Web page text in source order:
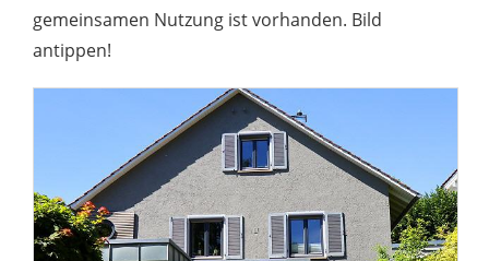
gemeinsamen Nutzung ist vorhanden. Bild
antippen!